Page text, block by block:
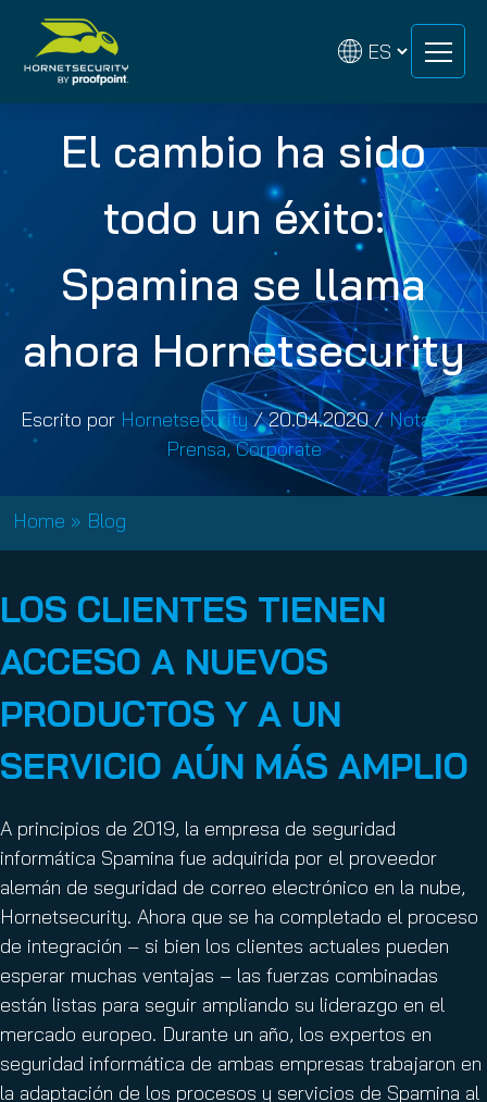
content
content
El cambio ha sido
todo un éxito:
Spamina se llama
ahora Hornetsecurity
Escrito por Hornetsecurity/20.04.2020/Notas de
Prensa,Corporate
Home » Blog
LOS CLIENTES TIENEN
ACCESO A NUEVOS
PRODUCTOS Y A UN
SERVICIO AÚN MÁS AMPLIO
A principios de 2019, la empresa de seguridad
informática Spamina fue adquirida por el proveedor
alemán de seguridad de correo electrónico en la nube,
Hornetsecurity. Ahora que se ha completado el proceso
de integración – si bien los clientes actuales pueden
esperar muchas ventajas – las fuerzas combinadas
están listas para seguir ampliando su liderazgo en el
mercado europeo. Durante un año, los expertos en
seguridad informática de ambas empresas trabajaron en
la adaptación de los procesos y servicios de Spamina al